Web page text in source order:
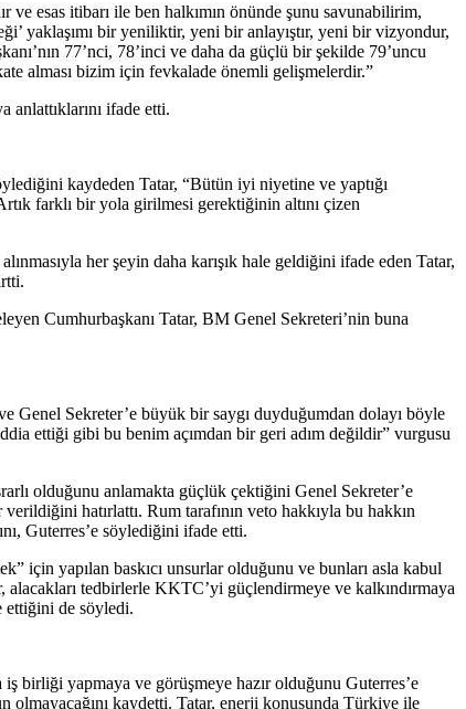
esas itibarı ile ben halkımın önünde şunu savunabilirim,
yaklaşımı bir yeniliktir, yeni bir anlayıştır, yeni bir vizyondur,
77’nci, 78’inci ve daha da güçlü bir şekilde 79’uncu
alması bizim için fevkalade önemli gelişmelerdir.”
ifade etti.
kaydeden Tatar, “Bütün iyi niyetine ve yaptığı
farklı bir yola girilmesi gerektiğinin altını çizen
her şeyin daha karışık hale geldiğini ifade eden Tatar,
Cumhurbaşkanı Tatar, BM Genel Sekreteri’nin buna
Genel Sekreter’e büyük bir saygı duyduğumdan dolayı böyle
ettiği gibi bu benim açımdan bir geri adım değildir” vurgusu
olduğunu anlamakta güçlük çektiğini Genel Sekreter’e
hatırlattı. Rum tarafının veto hakkıyla bu hakkın
Guterres’e söylediğini ifade etti.
için yapılan baskıcı unsurlar olduğunu ve bunları asla kabul
tedbirlerle KKTC’yi güçlendirmeye ve kalkındırmaya
ettiğini de söyledi.
birliği yapmaya ve görüşmeye hazır olduğunu Guterres’e
olmayacağını kaydetti. Tatar, enerji konusunda Türkiye ile